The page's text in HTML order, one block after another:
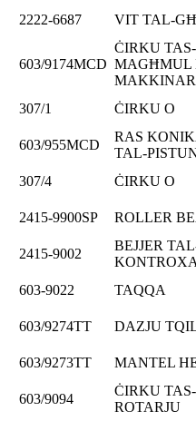
2222-6687
VIT TAL-
603/9174MCD
ĊIRKU
MAGĦMUL
MAKKINAR
307/1 ĊIRKU O
603/955MCD
RAS
TAL-
307/4
ĊIRKU O
2415-9900SP
ROLLER
2415-9002
BEJJER
603-9022
TAQQA
603/9274TT
DAZJU
603/9273TT
MANTEL
603/9094
ĊIRKU
ROTARJU